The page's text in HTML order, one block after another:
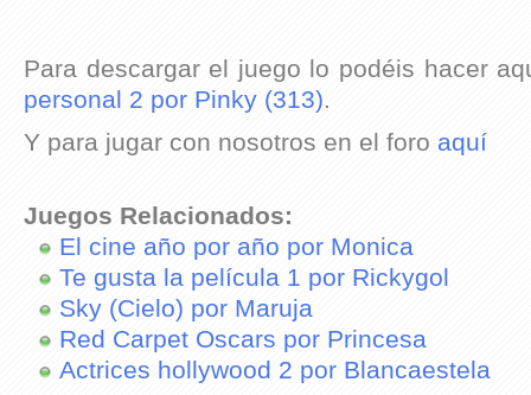
Para descargar el juego lo podéis hacer
personal 2 por Pinky (313).
Y para jugar con nosotros en el foro aquí
Juegos Relacionados:
El cine año por año por Monica
Te gusta la película 1 por Rickygol
Sky (Cielo) por Maruja
Red Carpet Oscars por Princesa
Actrices hollywood 2 por Blancaestela